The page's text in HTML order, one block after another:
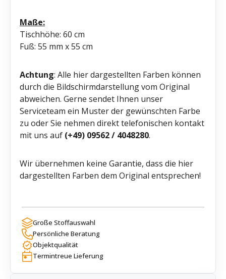
Maße:
Tischhöhe: 60 cm
Fuß: 55 mm x 55 cm
Achtung: Alle hier dargestellten Farben können
durch die Bildschirmdarstellung vom Original
abweichen. Gerne sendet Ihnen unser
Serviceteam ein Muster der gewünschten Farbe
zu oder Sie nehmen direkt telefonischen kontakt
mit uns auf (+49) 09562 / 4048280.
Wir übernehmen keine Garantie, dass die hier
dargestellten Farben dem Original entsprechen!
Große Stoffauswahl
Persönliche Beratung
Objektqualität
Termintreue Lieferung